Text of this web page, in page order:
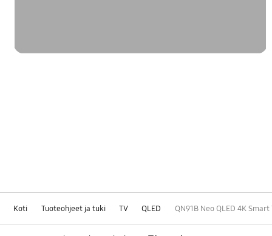
Koti Tuoteohjeet ja tuki TV QLED QN91B Neo QLED 4K Smart